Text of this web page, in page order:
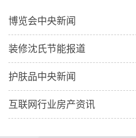
博览会中央新闻
装修沈氏节能报道
护肤品中央新闻
互联网行业房产资讯